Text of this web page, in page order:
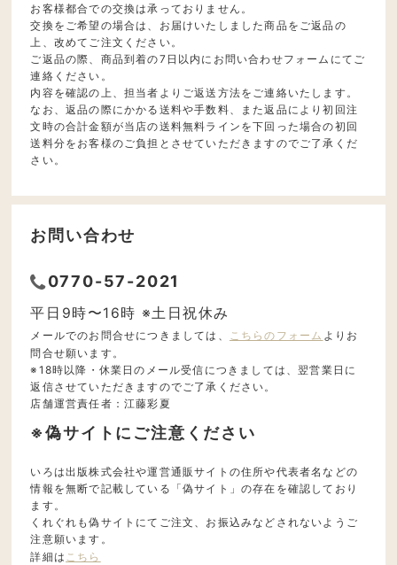
お客様都合での交換は承っておりません。
交換をご希望の場合は、お届けいたしました商品をご返品の
上、改めてご注文ください。
ご返品の際、商品到着の7日以内にお問い合わせフォームにてご
連絡ください。
内容を確認の上、担当者よりご返送方法をご連絡いたします。
なお、返品の際にかかる送料や手数料、また返品により初回注
文時の合計金額が当店の送料無料ラインを下回った場合の初回
送料分をお客様のご負担とさせていただきますのでご了承くだ
さい。
お問い合わせ
0770-57-2021
平日9時〜16時 ※土日祝休み
メールでのお問合せにつきましては、 こちらのフォーム よりお
問合せ願います。
※18時以降・休業日のメール受信につきましては、翌営業日に
返信させていただきますのでご了承ください。
店舗運営責任者：江藤彩夏
※偽サイトにご注意ください
いろは出版株式会社や運営通販サイトの住所や代表者名などの
情報を無断で記載している「偽サイト」の存在を確認しており
ます。
くれぐれも偽サイトにてご注文、お振込みなどされないようご
注意願います。
詳細は こちら